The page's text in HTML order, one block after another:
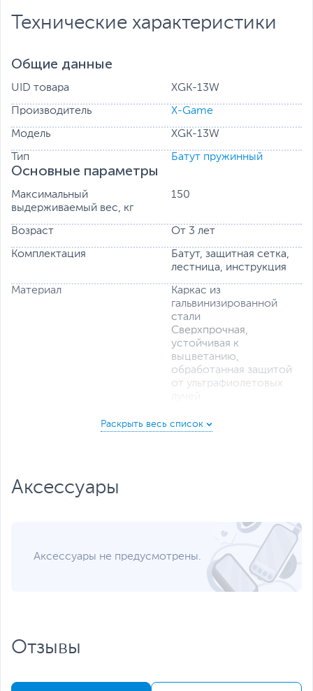
Технические характеристики
Общие данные
UID товара XGK-13W
Производитель X-Game
Модель XGK-13W
Тип Батут пружинный
Основные параметры
Максимальный
выдерживаемый вес, кг
150
Возраст От 3 лет
Комплектация
Батут, защитная сетка,
лестница, инструкция
Материал
Каркас из
гальвинизированной
стали
Сверхпрочная,
устойчивая к
выцветанию,
обработанная защитой
от ультрафиолетовых
Цвет, используемый в
Синий, Черный
землёй 80 см
Область применения -
на открытом воздухе
Батут устанавливается
на ровном сухом газоне
U-образные опоры дают
во время прыжков
Аксессуары
Аксессуары не предусмотрены.
Отзывы